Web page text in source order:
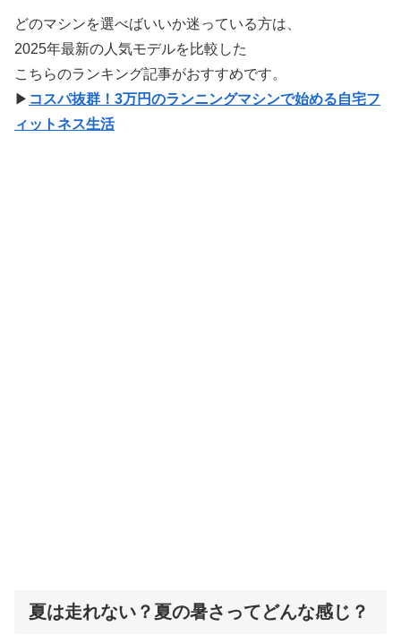
どのマシンを選べばいいか迷っている方は、
2025年最新の人気モデルを比較した
こちらのランキング記事がおすすめです。
▶ コスパ抜群！3万円のランニングマシンで始める自宅フ
ィットネス生活
夏は走れない？夏の暑さってどんな感じ？